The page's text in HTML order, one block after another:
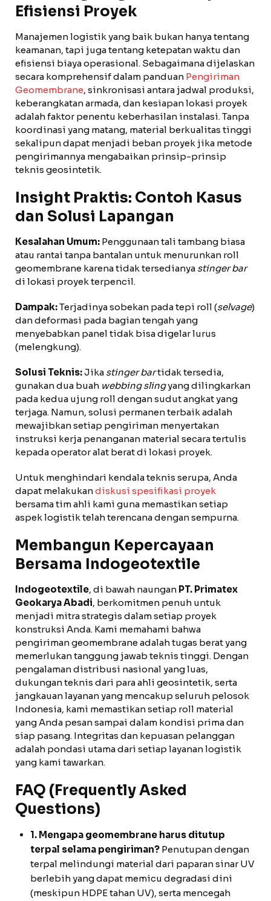
Efisiensi Proyek
Manajemen logistik yang baik bukan hanya tentang
keamanan, tapi juga tentang ketepatan waktu dan
efisiensi biaya operasional. Sebagaimana dijelaskan
secara komprehensif dalam panduan Pengiriman
Geomembrane, sinkronisasi antara jadwal produksi,
keberangkatan armada, dan kesiapan lokasi proyek
adalah faktor penentu keberhasilan instalasi. Tanpa
koordinasi yang matang, material berkualitas tinggi
sekalipun dapat menjadi beban proyek jika metode
pengirimannya mengabaikan prinsip-prinsip
teknis geosintetik.
Insight Praktis: Contoh Kasus
dan Solusi Lapangan
Kesalahan Umum: Penggunaan tali tambang biasa
atau rantai tanpa bantalan untuk menurunkan roll
geomembrane karena tidak tersedianya stinger bar
di lokasi proyek terpencil.
Dampak:Terjadinya sobekan pada tepi roll (selvage)
dan deformasi pada bagian tengah yang
menyebabkan panel tidak bisa digelar lurus
(melengkung).
Solusi Teknis:Jika stinger bartidak tersedia,
gunakan dua buah webbing slingyang dilingkarkan
pada kedua ujung roll dengan sudut angkat yang
terjaga. Namun, solusi permanen terbaik adalah
mewajibkan setiap pengiriman menyertakan
instruksi kerja penanganan material secara tertulis
kepada operator alat berat di lokasi proyek.
Untuk menghindari kendala teknis serupa, Anda
dapat melakukandiskusi spesifikasi proyek
bersama tim ahli kami guna memastikan setiap
aspek logistik telah terencana dengan sempurna.
Membangun Kepercayaan
Bersama Indogeotextile
Indogeotextile, di bawah naungan PT. Primatex
Geokarya Abadi, berkomitmen penuh untuk
menjadi mitra strategis dalam setiap proyek
konstruksi Anda. Kami memahami bahwa
pengiriman geomembrane adalah tugas berat yang
memerlukan tanggung jawab teknis tinggi. Dengan
pengalaman distribusi nasional yang luas,
dukungan teknis dari para ahli geosintetik, serta
jangkauan layanan yang mencakup seluruh pelosok
Indonesia, kami memastikan setiap roll material
yang Anda pesan sampai dalam kondisi prima dan
siap pasang. Integritas dan kepuasan pelanggan
adalah pondasi utama dari setiap layanan logistik
yang kami tawarkan.
FAQ (Frequently Asked
Questions)
1. Mengapa geomembrane harus ditutup
terpal selama pengiriman? Penutupan dengan
terpal melindungi material dari paparan sinar UV
berlebih yang dapat memicu degradasi dini
(meskipun HDPE tahan UV), serta mencegah